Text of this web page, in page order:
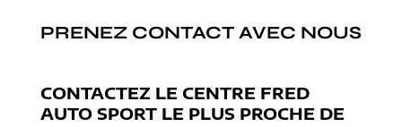
PRENEZ CONTACT AVEC NOUS
CONTACTEZ LE CENTRE FRED
AUTO SPORT LE PLUS PROCHE DE